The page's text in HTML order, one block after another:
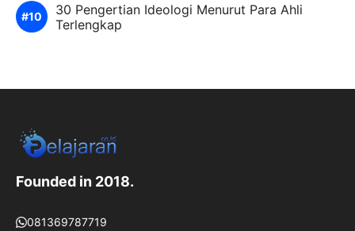
30 Pengertian Ideologi Menurut Para Ahli
Terlengkap
Founded in 2018.
081369787719